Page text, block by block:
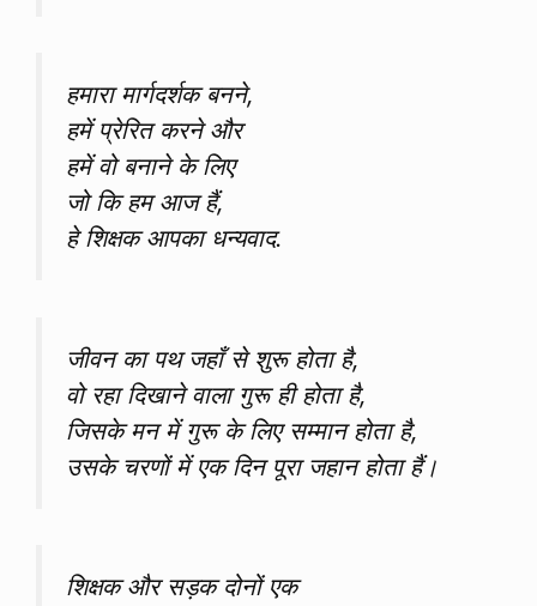
हमारा मार्गदर्शक बनने,
हमें प्रेरित करने और
हमें वो बनाने के लिए
जो कि हम आज हैं,
हे शिक्षक आपका धन्यवाद.
जीवन का पथ जहाँ से शुरू होता है,
वो रहा दिखाने वाला गुरू ही होता है,
जिसके मन में गुरू के लिए सम्मान होता है,
उसके चरणों में एक दिन पूरा जहान होता हैं।
शिक्षक और सड़क दोनों एक